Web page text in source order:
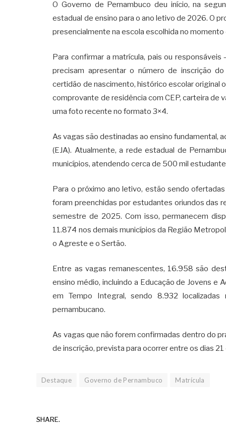
O Governo de Pernambuco deu início, na
estadual de ensino para o ano letivo de 2026. O
presencialmente na escola escolhida no
Para confirmar a matrícula, pais ou
precisam apresentar o número de inscrição
certidão de nascimento, histórico escolar original
comprovante de residência com CEP, carteira de
uma foto recente no formato 3×4.
As vagas são destinadas ao ensino fundamental,
(EJA). Atualmente, a rede estadual de
municípios, atendendo cerca de 500 mil
Para o próximo ano letivo, estão sendo
foram preenchidas por estudantes oriundos das
semestre de 2025. Com isso, permanecem
11.874 nos demais municípios da Região
o Agreste e o Sertão.
Entre as vagas remanescentes, 16.958 são
ensino médio, incluindo a Educação de Jovens
em Tempo Integral, sendo 8.932
pernambucano.
As vagas que não forem confirmadas dentro do
de inscrição, prevista para ocorrer entre os dias 21
Destaque Governo de Pernambuco Matrícula
SHARE.